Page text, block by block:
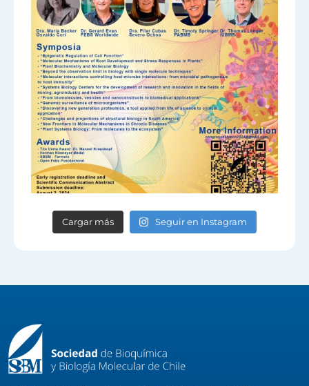
Cargar más Seguir en Instagram